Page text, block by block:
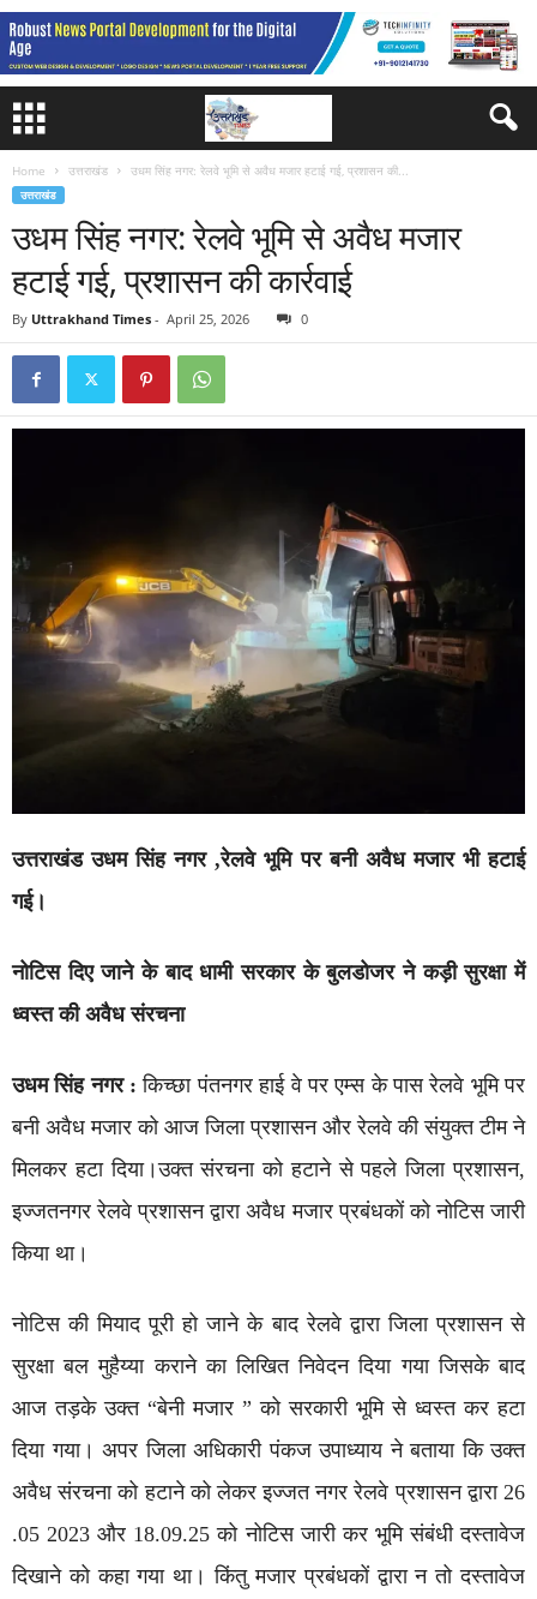
Home उत्तराखंड उधम सिंह नगर: रेलवे भूमि से अवैध मजार हटाई गई, प्रशासन की...
उत्तराखंड
उधम सिंह नगर: रेलवे भूमि से अवैध मजार
हटाई गई, प्रशासन की कार्रवाई
By Uttrakhand Times - April 25, 2026 0
उत्तराखंड उधम सिंह नगर ,रेलवे भूमि पर बनी अवैध मजार भी हटाई
गई।
नोटिस दिए जाने के बाद धामी सरकार के बुलडोजर ने कड़ी सुरक्षा में
ध्वस्त की अवैध संरचना
उधम सिंह नगर : किच्छा पंतनगर हाई वे पर एम्स के पास रेलवे भूमि पर
बनी अवैध मजार को आज जिला प्रशासन और रेलवे की संयुक्त टीम ने
मिलकर हटा दिया।उक्त संरचना को हटाने से पहले जिला प्रशासन,
इज्जतनगर रेलवे प्रशासन द्वारा अवैध मजार प्रबंधकों को नोटिस जारी
किया था।
नोटिस की मियाद पूरी हो जाने के बाद रेलवे द्वारा जिला प्रशासन से
सुरक्षा बल मुहैय्या कराने का लिखित निवेदन दिया गया जिसके बाद
आज तड़के उक्त “बेनी मजार ” को सरकारी भूमि से ध्वस्त कर हटा
दिया गया। अपर जिला अधिकारी पंकज उपाध्याय ने बताया कि उक्त
अवैध संरचना को हटाने को लेकर इज्जत नगर रेलवे प्रशासन द्वारा 26
.05 2023 और 18.09.25 को नोटिस जारी कर भूमि संबंधी दस्तावेज
दिखाने को कहा गया था। किंतु मजार प्रबंधकों द्वारा न तो दस्तावेज